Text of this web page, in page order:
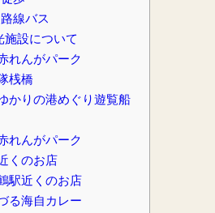
路線バス
施設について
れんがパーク
桟橋
かりの港めぐり遊覧船
れんがパーク
くのお店
駅近くのお店
る海自カレー